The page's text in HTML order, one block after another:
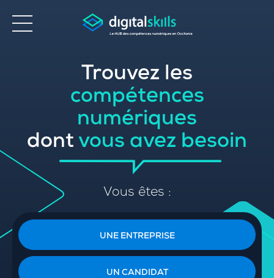
Trouvez les
compétences
numériques
dont vous avez besoin
Vous êtes :
UNE ENTREPRISE
UN CANDIDAT